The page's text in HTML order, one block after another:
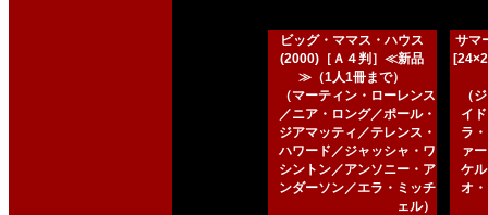
ビッグ・ママス・ハウス
(2000)［Ａ４判］≪新品
≫（1人1冊まで）
（マーティン・ローレンス
／ニア・ロング／ポール・
ジアマッティ／テレンス・
ハワード／ジャッシャ・ワ
シントン／アンソニー・ア
ンダーソン／エラ・ミッチ
ェル）
サマ
（
イ
ラ
ァ
ケ
オ